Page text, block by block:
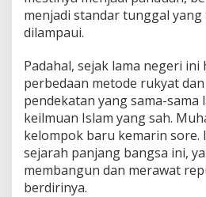
menjadi standar tunggal
dilampaui.
Padahal, sejak lama negeri
perbedaan metode rukyat
pendekatan yang sama-sama
keilmuan Islam yang sah.
kelompok baru kemarin sore.
sejarah panjang bangsa ini,
membangun dan merawat
berdirinya.